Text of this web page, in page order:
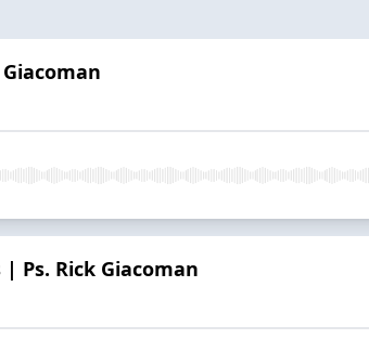
Ps. Rick Giacoman